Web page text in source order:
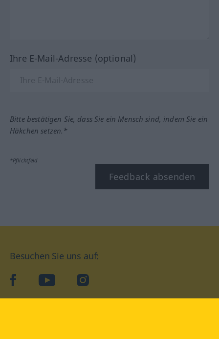
Ihre E-Mail-Adresse (optional)
Bitte bestätigen Sie, dass Sie ein Mensch sind, indem Sie ein
Häkchen setzen.*
*Pflichtfeld
Feedback absenden
Besuchen Sie uns auf:
facebookYouTube Instagram